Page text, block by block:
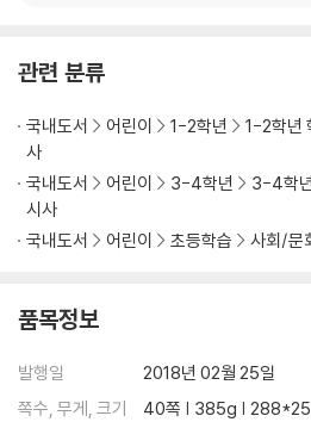
관련 분류
국내도서 어린이 1-2학년 1-2학년
사
국내도서
어린이 3-4학년 3-4학
시사
국내도서
어린이 초등학습 사회/문
품목정보
발행일
2018년 02월 25일
쪽수, 무게, 크기
40쪽 | 385g |